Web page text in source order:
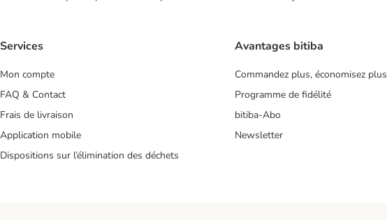
Services
Mon compte
FAQ & Contact
Frais de livraison
Application mobile
Dispositions sur l’élimination des déchets
Avantages bitiba
Commandez plus, économisez plus
Programme de fidélité
bitiba-Abo
Newsletter